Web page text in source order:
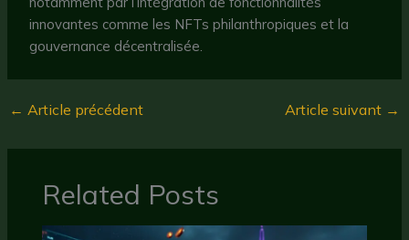
innovantes comme les NFTs philanthropiques et la
gouvernance décentralisée.
← Article précédent Article suivant →
Related Posts